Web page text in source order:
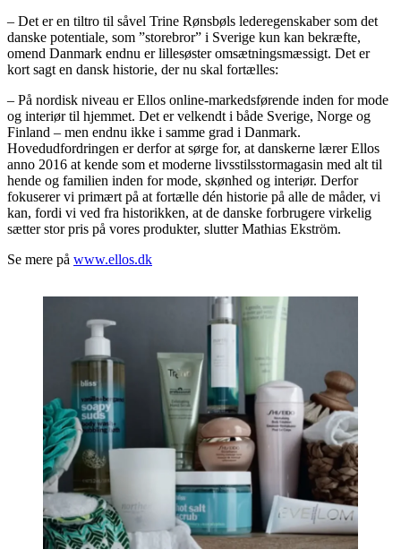
– Det er en tiltro til såvel Trine Rønsbøls lederegenskaber som det
danske potentiale, som ”storebror” i Sverige kun kan bekræfte,
omend Danmark endnu er lillesøster omsætningsmæssigt. Det er
kort sagt en dansk historie, der nu skal fortælles:
– På nordisk niveau er Ellos online-markedsførende inden for mode
og interiør til hjemmet. Det er velkendt i både Sverige, Norge og
Finland – men endnu ikke i samme grad i Danmark.
Hovedudfordringen er derfor at sørge for, at danskerne lærer Ellos
anno 2016 at kende som et moderne livsstilsstormagasin med alt til
hende og familien inden for mode, skønhed og interiør. Derfor
fokuserer vi primært på at fortælle dén historie på alle de måder, vi
kan, fordi vi ved fra historikken, at de danske forbrugere virkelig
sætter stor pris på vores produkter, slutter Mathias Ekström.
Se mere på www.ellos.dk